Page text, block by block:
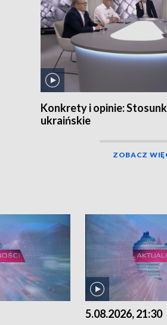
Konkrety i opinie:
ukraińskie
ZOBACZ
5.08.2026, 21:30